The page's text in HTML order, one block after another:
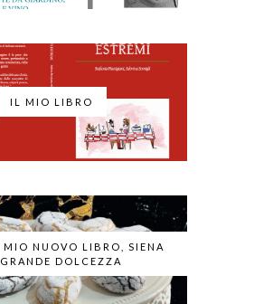
IL MIO LIBRO
MIO NUOVO LIBRO, SIENA
DOLCEZZA